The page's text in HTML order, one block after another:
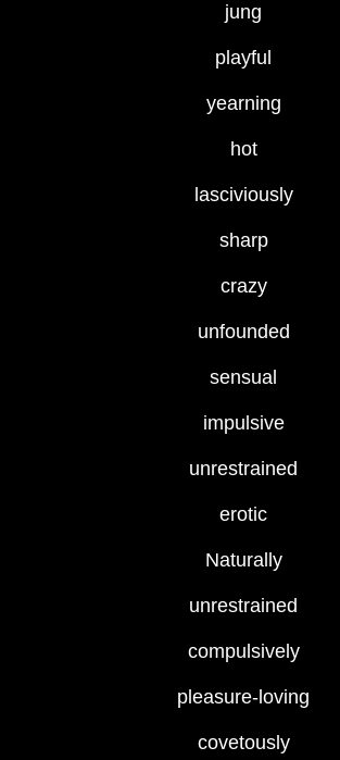
jung
playful
yearning
hot
lasciviously
sharp
crazy
unfounded
sensual
impulsive
unrestrained
erotic
Naturally
unrestrained
compulsively
pleasure-loving
covetously